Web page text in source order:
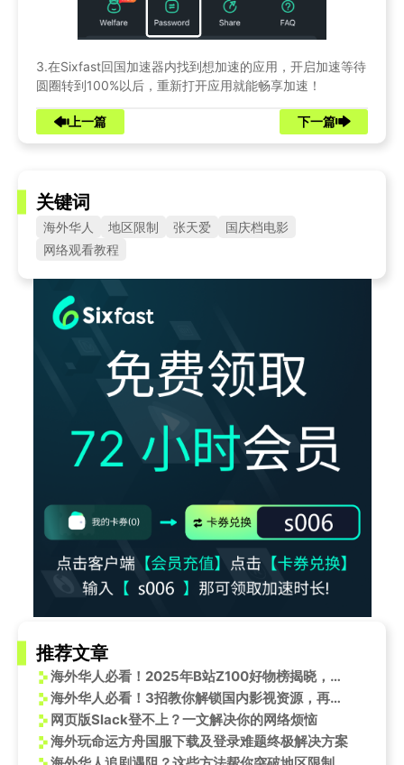
3.在Sixfast回国加速器内找到想加速的应用，开启加速等待
圆圈转到100%以后，重新打开应用就能畅享加速！
上一篇 下一篇
关键词
海外华人 地区限制 张天爱
国庆档电影
网络观看教程
推荐文章
海外华人必看！2025年B站Z100好物榜揭晓，教你如何解除地区限制追剧听歌
海外华人必看！3招教你解锁国内影视资源，再也不错过《志愿军》这样的热血大片
网页版Slack登不上？一文解决你的网络烦恼
海外玩命运方舟国服下载及登录难题终极解决方案